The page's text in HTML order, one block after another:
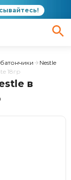
Nestle
18гр
в